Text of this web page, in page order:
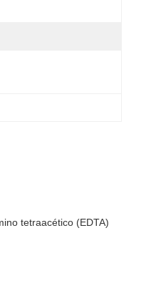
tetraacético (EDTA)